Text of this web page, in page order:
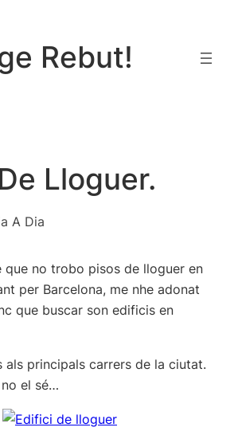
Rebut!
Lloguer.
A Dia
que no trobo pisos de lloguer en
per Barcelona, me nhe adonat
que buscar son edificis en
als principals carrers de la ciutat.
no el sé…